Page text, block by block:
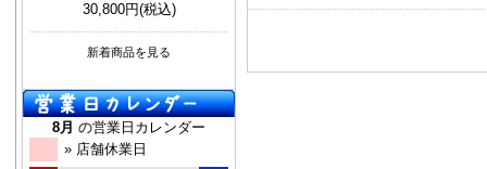
30,800円(税込)
新着商品を見る
8月 の営業日カレンダー
» 店舗休業日